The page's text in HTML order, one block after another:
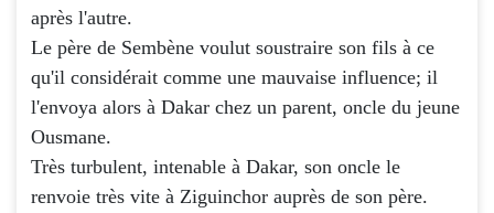
après l'autre.
Le père de Sembène voulut soustraire son fils à ce
qu'il considérait comme une mauvaise influence; il
l'envoya alors à Dakar chez un parent, oncle du jeune
Ousmane.
Très turbulent, intenable à Dakar, son oncle le
renvoie très vite à Ziguinchor auprès de son père.